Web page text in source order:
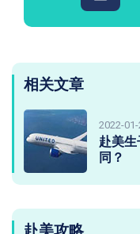
相关文章
2022-
赴美
同？
赴美攻略